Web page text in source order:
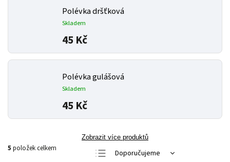
Polévka dršťková
Skladem
45 Kč
Polévka gulášová
Skladem
45 Kč
Zobrazit více produktů
Doporučujeme
5 položek celkem